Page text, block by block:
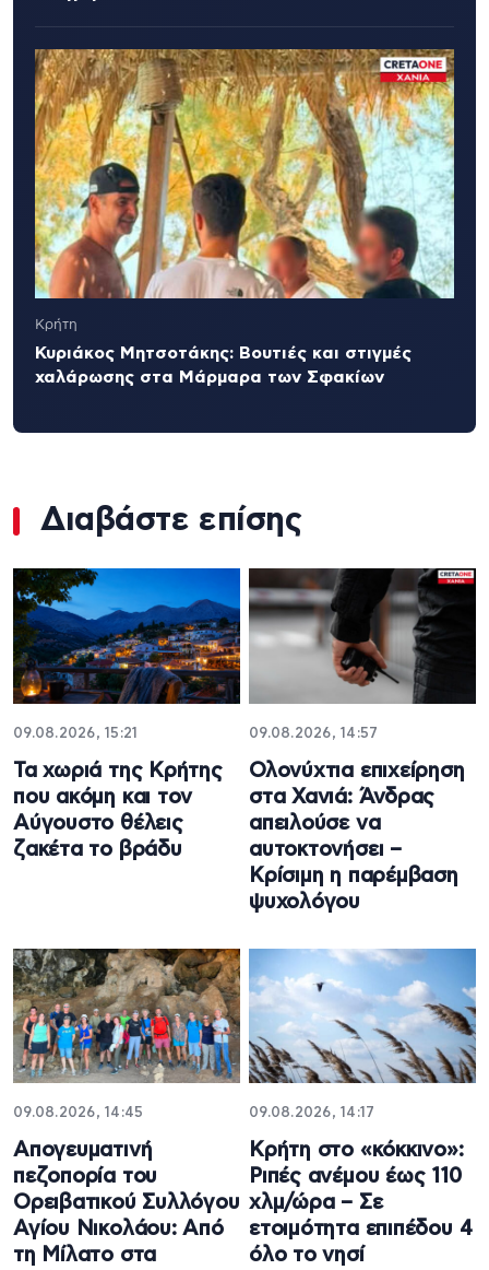
Κρήτη
Κυριάκος Μητσοτάκης: Βουτιές και στιγμές
χαλάρωσης στα Μάρμαρα των Σφακίων
Διαβάστε επίσης
09.08.2026, 15:21
Τα χωριά της Κρήτης
που ακόμη και τον
Αύγουστο θέλεις
ζακέτα το βράδυ
09.08.2026, 14:57
Ολονύχτια επιχείρηση
στα Χανιά: Άνδρας
απειλούσε να
αυτοκτονήσει –
Κρίσιμη η παρέμβαση
ψυχολόγου
09.08.2026, 14:45
Απογευματινή
πεζοπορία του
Ορειβατικού Συλλόγου
Αγίου Νικολάου: Από
τη Μίλατο στα
09.08.2026, 14:17
Κρήτη στο «κόκκινο»:
Ριπές ανέμου έως 110
χλμ/ώρα – Σε
ετοιμότητα επιπέδου 4
όλο το νησί